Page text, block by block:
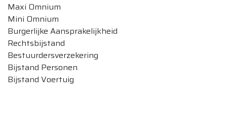
Maxi Omnium
Mini Omnium
Burgerlijke Aansprakelijkheid
Rechtsbijstand
Bestuurdersverzekering
Bijstand Personen
Bijstand Voertuig